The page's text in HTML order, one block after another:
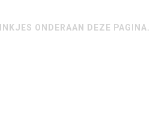
ONDERAAN DEZE PAGINA.